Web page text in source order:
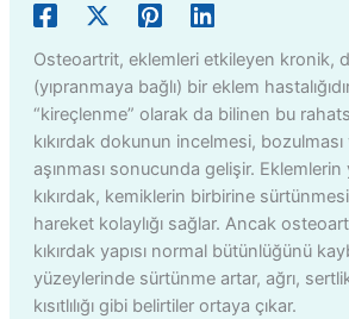
Osteoartrit, eklemleri etkileyen kronik,
(yıpranmaya bağlı) bir eklem
“kireçlenme” olarak da bilinen bu
kıkırdak dokunun incelmesi,
aşınması sonucunda gelişir.
kıkırdak, kemiklerin birbirine
hareket kolaylığı sağlar. Ancak
kıkırdak yapısı normal bütünlüğünü
yüzeylerinde sürtünme artar, ağrı,
kısıtlılığı gibi belirtiler ortaya çıkar.